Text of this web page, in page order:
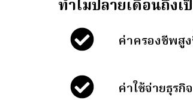
ทำไมปลายเดือนถึง
ค่าครองชีพสู
ค่าใช้จ่ายธุร